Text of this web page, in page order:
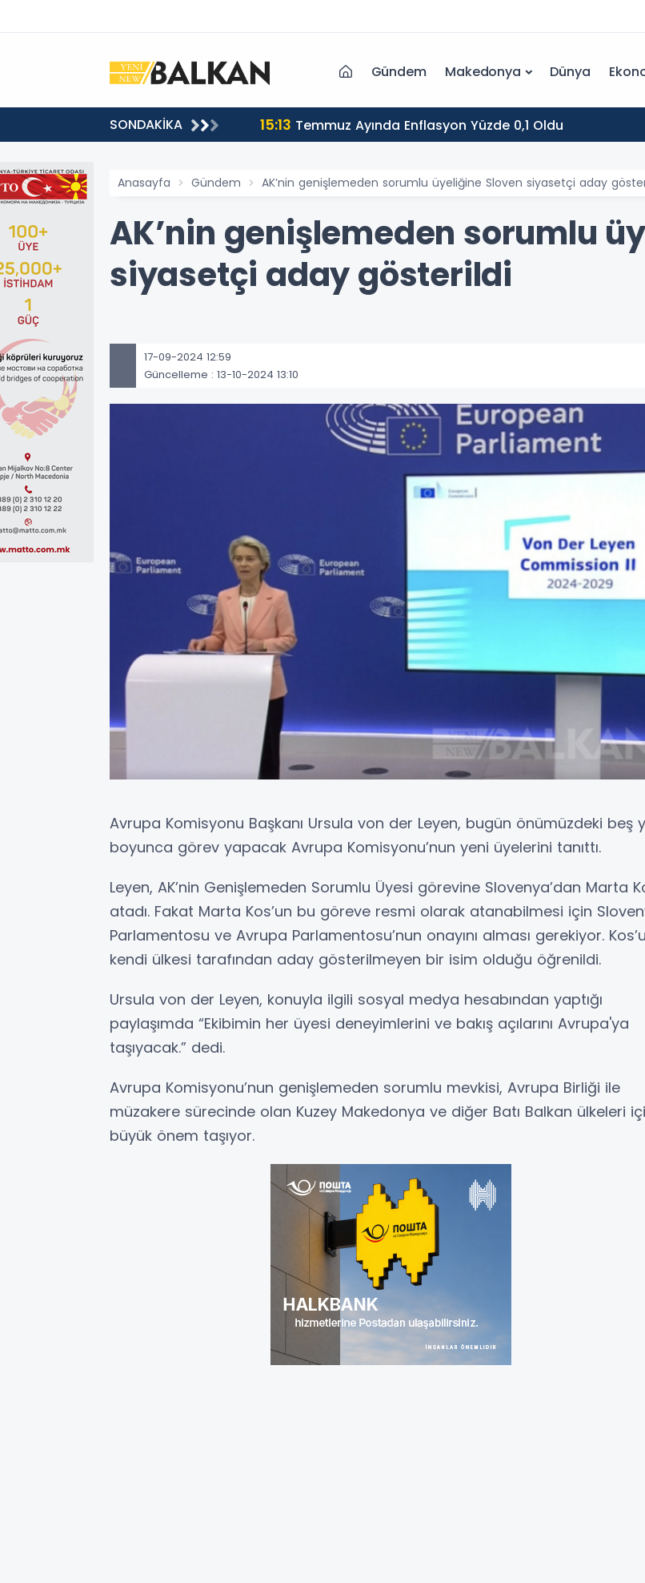
Gündem Makedonya Dünya
SONDAKİKA 15:13 Temmuz Ayında Enflasyon Yüzde 0,1 Oldu
Anasayfa Gündem AK’nin genişlemeden sorumlu üyeliğine Sloven siyasetçi aday
AK’nin genişlemeden sorumlu
siyasetçi aday gösterildi
17-09-2024 12:59
Güncelleme : 13-10-2024 13:10
Avrupa Komisyonu Başkanı Ursula von der Leyen, bugün önümüzdeki beş
boyunca görev yapacak Avrupa Komisyonu’nun yeni üyelerini tanıttı.
Leyen, AK’nin Genişlemeden Sorumlu Üyesi görevine Slovenya’dan Marta
atadı. Fakat Marta Kos’un bu göreve resmi olarak atanabilmesi için
Parlamentosu ve Avrupa Parlamentosu’nun onayını alması gerekiyor.
kendi ülkesi tarafından aday gösterilmeyen bir isim olduğu öğrenildi.
Ursula von der Leyen, konuyla ilgili sosyal medya hesabından yaptığı
paylaşımda “Ekibimin her üyesi deneyimlerini ve bakış açılarını Avrupa'ya
taşıyacak.” dedi.
Avrupa Komisyonu’nun genişlemeden sorumlu mevkisi, Avrupa Birliği ile
müzakere sürecinde olan Kuzey Makedonya ve diğer Batı Balkan ülkeleri
büyük önem taşıyor.